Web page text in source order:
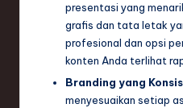
presentasi yang
grafis dan tata letak
profesional dan opsi
konten Anda terlihat
Branding yang
menyesuaikan setiap